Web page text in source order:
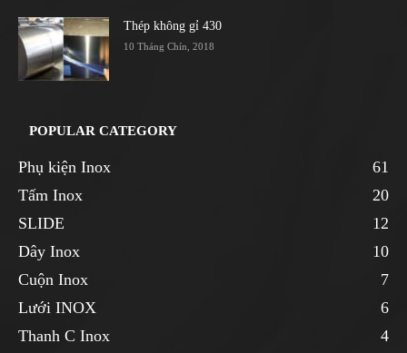
Thép không gỉ 430
10 Tháng Chín, 2018
POPULAR CATEGORY
Phụ kiện Inox
61
Tấm Inox
20
SLIDE
12
Dây Inox
10
Cuộn Inox
7
Lưới INOX
6
Thanh C Inox
4